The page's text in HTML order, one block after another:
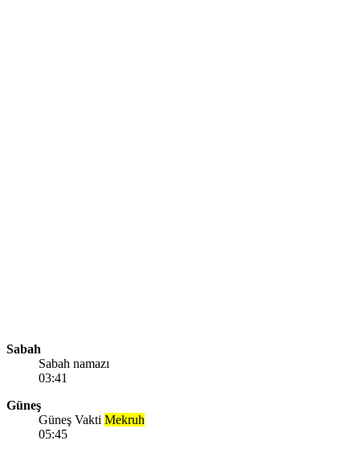
Sabah
Sabah namazı
03:41
Güneş
Güneş Vakti Mekruh
05:45